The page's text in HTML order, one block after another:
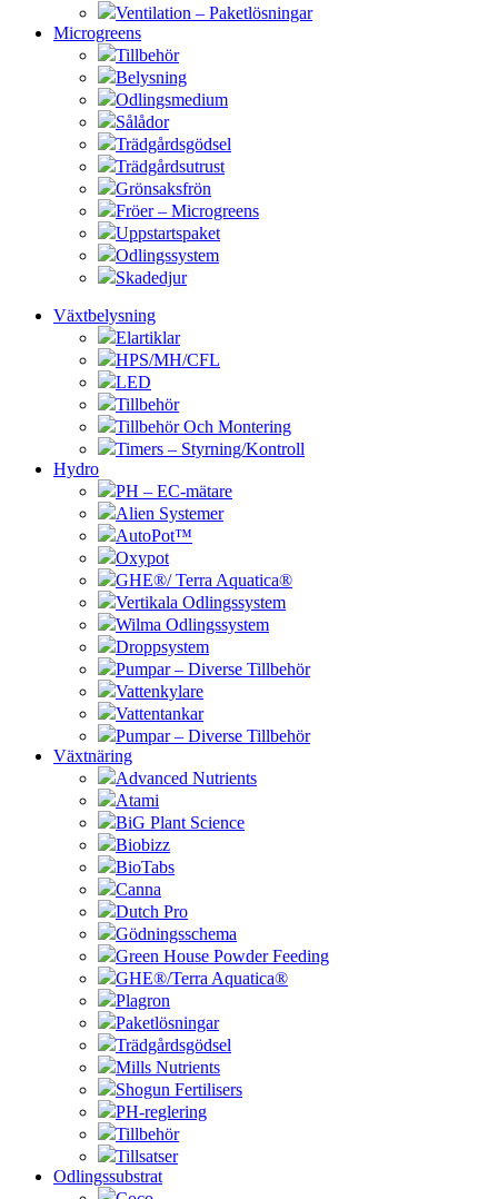
Ventilation – Paketlösningar
Microgreens
Tillbehör
Belysning
Odlingsmedium
Sålådor
Trädgårdsgödsel
Trädgårdsutrust
Grönsaksfrön
Fröer – Microgreens
Uppstartspaket
Odlingssystem
Skadedjur
Växtbelysning
Elartiklar
HPS/MH/CFL
LED
Tillbehör
Tillbehör Och Montering
Timers – Styrning/Kontroll
Hydro
PH – EC-mätare
Alien Systemer
AutoPot™
Oxypot
GHE®/ Terra Aquatica®
Vertikala Odlingssystem
Wilma Odlingssystem
Droppsystem
Pumpar – Diverse Tillbehör
Vattenkylare
Vattentankar
Pumpar – Diverse Tillbehör
Växtnäring
Advanced Nutrients
Atami
BiG Plant Science
Biobizz
BioTabs
Canna
Dutch Pro
Gödningsschema
Green House Powder Feeding
GHE®/Terra Aquatica®
Plagron
Paketlösningar
Trädgårdsgödsel
Mills Nutrients
Shogun Fertilisers
PH-reglering
Tillbehör
Tillsatser
Odlingssubstrat